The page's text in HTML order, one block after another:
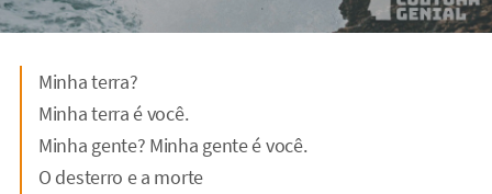
Minha terra?
Minha terra é você.
Minha gente? Minha gente é você.
O desterro e a morte